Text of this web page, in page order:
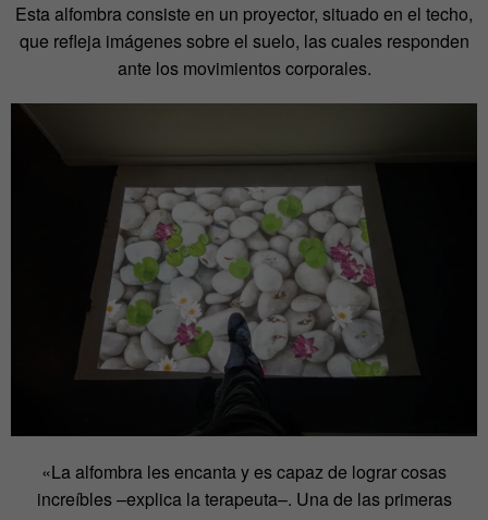
Esta alfombra consiste en un proyector, situado en el techo,
que refleja imágenes sobre el suelo, las cuales responden
ante los movimientos corporales.
«La alfombra les encanta y es capaz de lograr cosas
increíbles –explica la terapeuta–. Una de las primeras